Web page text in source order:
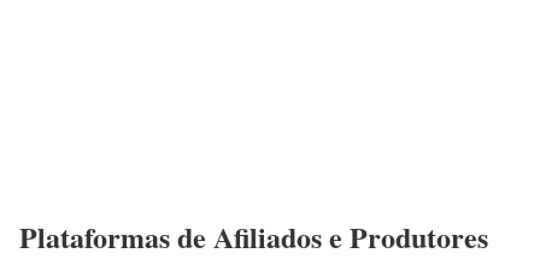
Plataformas de Afiliados e Produtores